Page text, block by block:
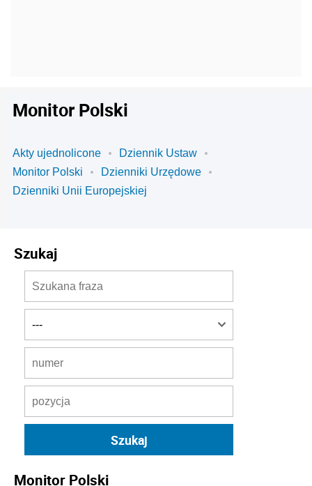
Monitor Polski
Akty ujednolicone
Dziennik Ustaw
Monitor Polski
Dzienniki Urzędowe
Dzienniki Unii Europejskiej
Szukaj
Monitor Polski